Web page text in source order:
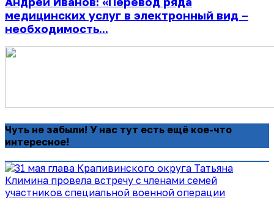
медицинских услуг в электронный вид –
необходимость...
Чуть не забыли! У нас тут есть ещё кое-что
интересное!